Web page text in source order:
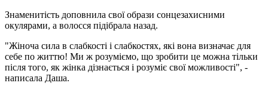
Знаменитість доповнила свої образи сонцезахисними
окулярами, а волосся підібрала назад.
"Жіноча сила в слабкості і слабкостях, які вона визначає для
себе по життю! Ми ж розуміємо, що зробити це можна тільки
після того, як жінка дізнається і розуміє свої можливості", -
написала Даша.